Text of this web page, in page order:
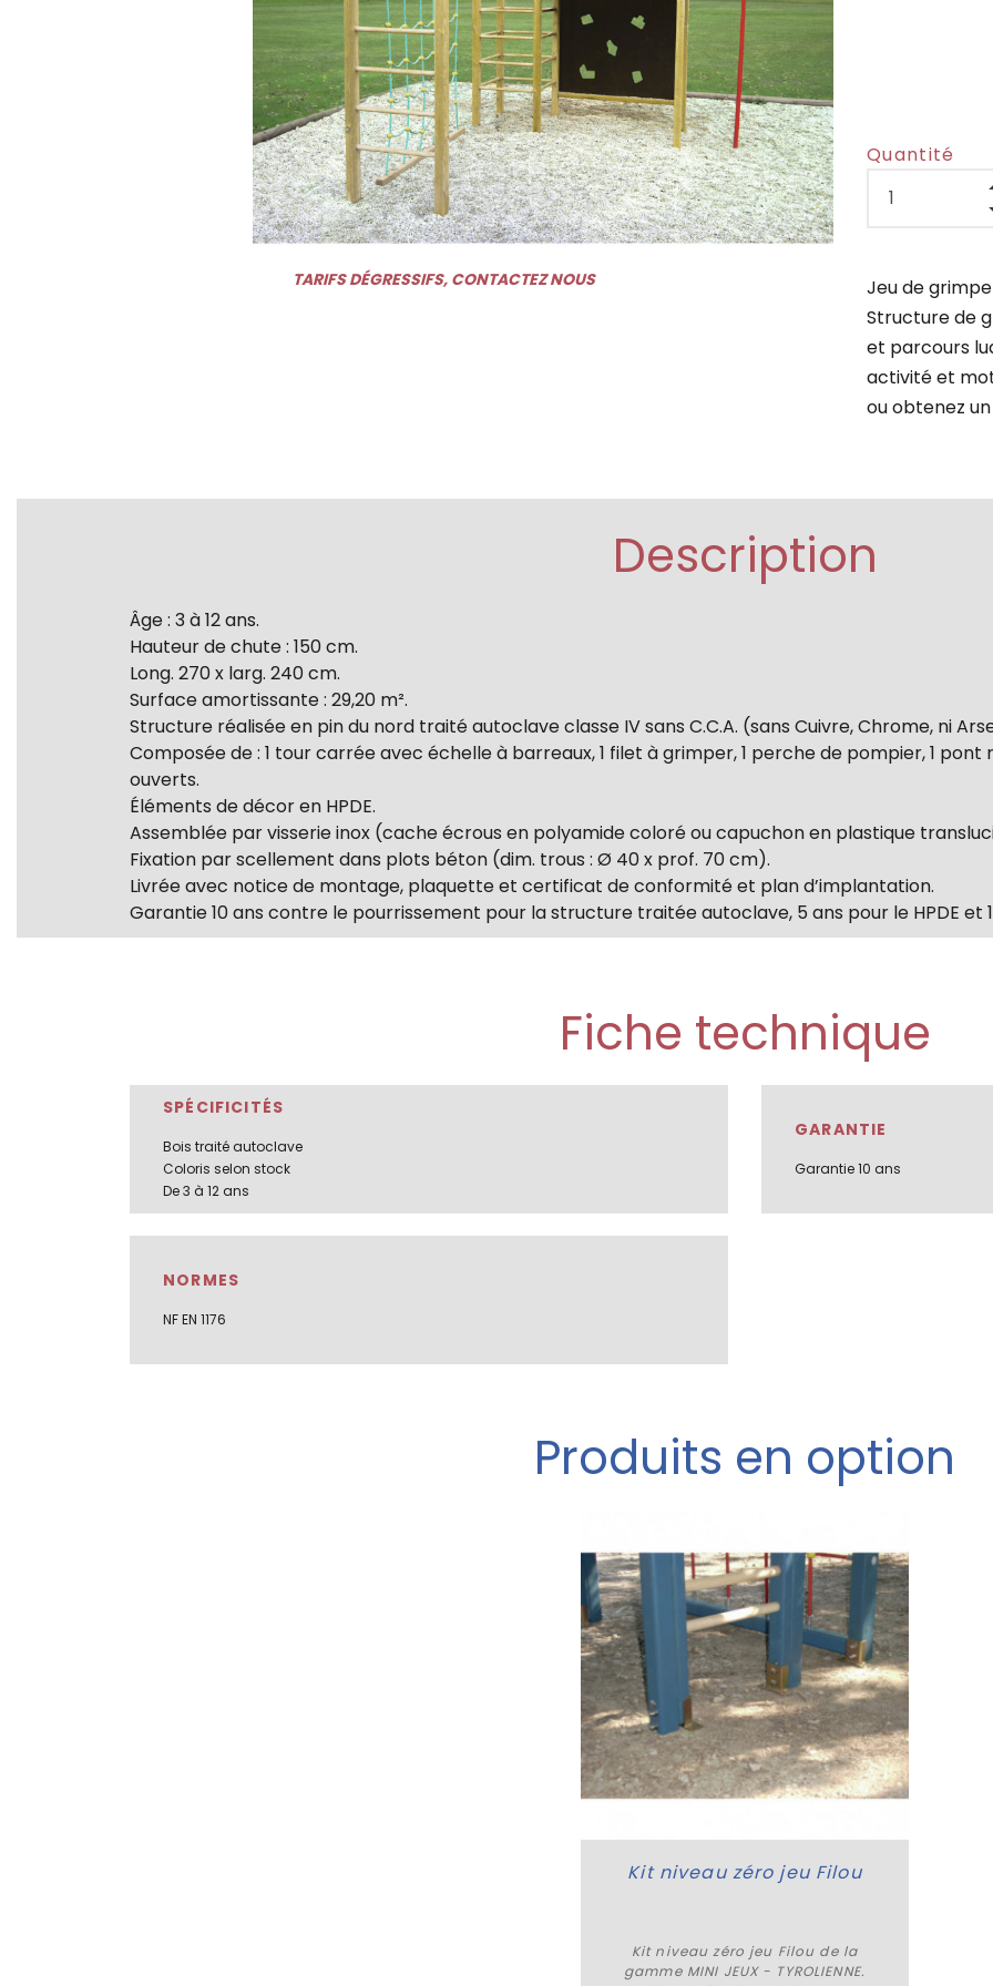
TARIFS DÉGRESSIFS, CONTACTEZ NOUS
Quantité
Jeu de grimpe
Structure de
et parcours
activité et
ou obtenez
Description
Âge : 3 à 12 ans.
Hauteur de chute : 150 cm.
Long. 270 x larg. 240 cm.
Surface amortissante : 29,20 m².
Structure réalisée en pin du nord traité autoclave classe IV sans C.C.A. (sans Cuivre, Chrome, ni
Composée de : 1 tour carrée avec échelle à barreaux, 1 filet à grimper, 1 perche de pompier, 1 pont
ouverts.
Éléments de décor en HPDE.
Assemblée par visserie inox (cache écrous en polyamide coloré ou capuchon en plastique
Fixation par scellement dans plots béton (dim. trous : Ø 40 x prof. 70 cm).
Livrée avec notice de montage, plaquette et certificat de conformité et plan d’implantation.
Garantie 10 ans contre le pourrissement pour la structure traitée autoclave, 5 ans pour le HPDE et
Fiche technique
SPÉCIFICITÉS
Bois traité autoclave
Coloris selon stock
De 3 à 12 ans
GARANTIE
Garantie 10 ans
NORMES
NF EN 1176
Produits en option
Kit niveau zéro jeu Filou
Kit niveau zéro jeu Filou de la
gamme MINI JEUX - TYROLIENNE.